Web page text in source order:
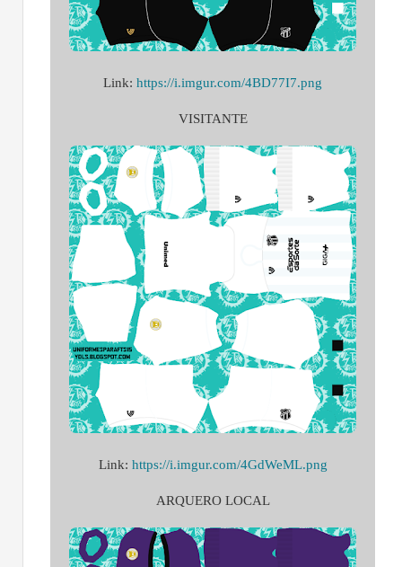
Link: https://i.imgur.com/4BD77I7.png
VISITANTE
Link: https://i.imgur.com/4GdWeML.png
ARQUERO LOCAL